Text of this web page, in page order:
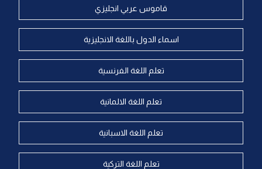
قاموس عربي انجليزي
اسماء الدول باللغة الانجليزية
تعلم اللغة الفرنسية
تعلم اللغة الالمانية
تعلم اللغة الاسبانية
تعلم اللغة التركية